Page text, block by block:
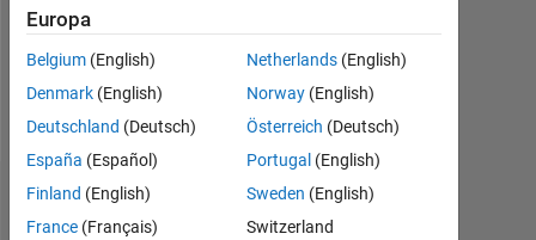
0
Follow
Dashboard
Europa
Belgium (English)
Denmark (English)
Deutschland (Deutsch)
España (Español)
Finland (English)
France (Français)
Netherlands (English)
Norway (English)
Österreich (Deutsch)
Portugal (English)
Sweden (English)
Switzerland